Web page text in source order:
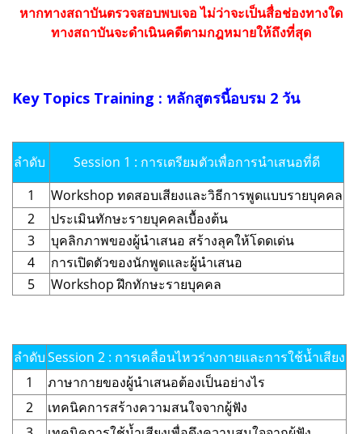
หากทางสถาบันตรวจสอบพบเจอ ไม่ว่าจะเป็นสื่อช่องทางใด
ทางสถาบันจะดำเนินคดีตามกฎหมายให้ถึงที่สุด
Key Topics Training : หลักสูตรนี้อบรม 2 วัน
ลำดับ
Session 1 : การเตรียมตัวเพื่อการนำเสนอที่ดี
1
Workshop ทดสอบเสียงและวิธีการพูดแบบรายบุคคล
2
ประเมินทักษะรายบุคคลเบื้องต้น
3
บุคลิกภาพของผู้นำเสนอ สร้างลุคให้โดดเด่น
4
การเปิดตัวของนักพูดและผู้นำเสนอ
5
Workshop ฝึกทักษะรายบุคคล
ลำดับSession 2 : การเคลื่อนไหวร่างกายและการใช้น้ำเสียง
1
ภาษากายของผู้นำเสนอต้องเป็นอย่างไร
2
เทคนิคการสร้างความสนใจจากผู้ฟัง